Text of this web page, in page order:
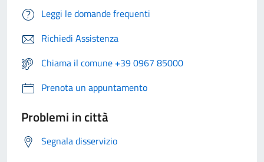
Leggi le domande frequenti
Richiedi Assistenza
Chiama il comune +39 0967 85000
Prenota un appuntamento
Problemi in città
Segnala disservizio